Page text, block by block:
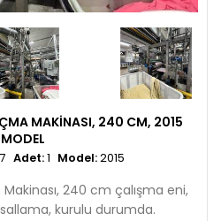
MAKINASI, 240 CM, 2015
MODEL
Adet:1 Model:2015
240 cm çalışma eni,
kurulu durumda.